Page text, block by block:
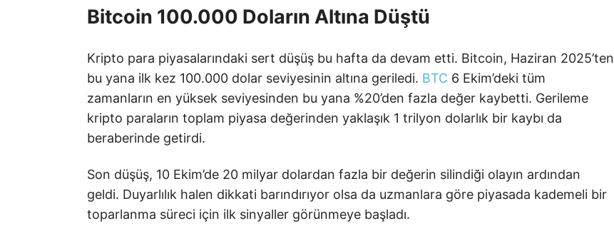
Bitcoin 100.000 Doların Altına Düştü
Kripto para piyasalarındaki sert düşüş bu hafta da devam etti. Bitcoin, Haziran 2025’ten
bu yana ilk kez 100.000 dolar seviyesinin altına geriledi. BTC 6 Ekim’deki tüm
zamanların en yüksek seviyesinden bu yana %20’den fazla değer kaybetti. Gerileme
kripto paraların toplam piyasa değerinden yaklaşık 1 trilyon dolarlık bir kaybı da
beraberinde getirdi.
Son düşüş, 10 Ekim’de 20 milyar dolardan fazla bir değerin silindiği olayın ardından
geldi. Duyarlılık halen dikkati barındırıyor olsa da uzmanlara göre piyasada kademeli bir
toparlanma süreci için ilk sinyaller görünmeye başladı.